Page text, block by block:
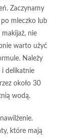
Zaczynamy
po mleczko lub
nie
warto użyć
Należy
i delikatnie
około 30
wodą.
nawilżenie.
które mają